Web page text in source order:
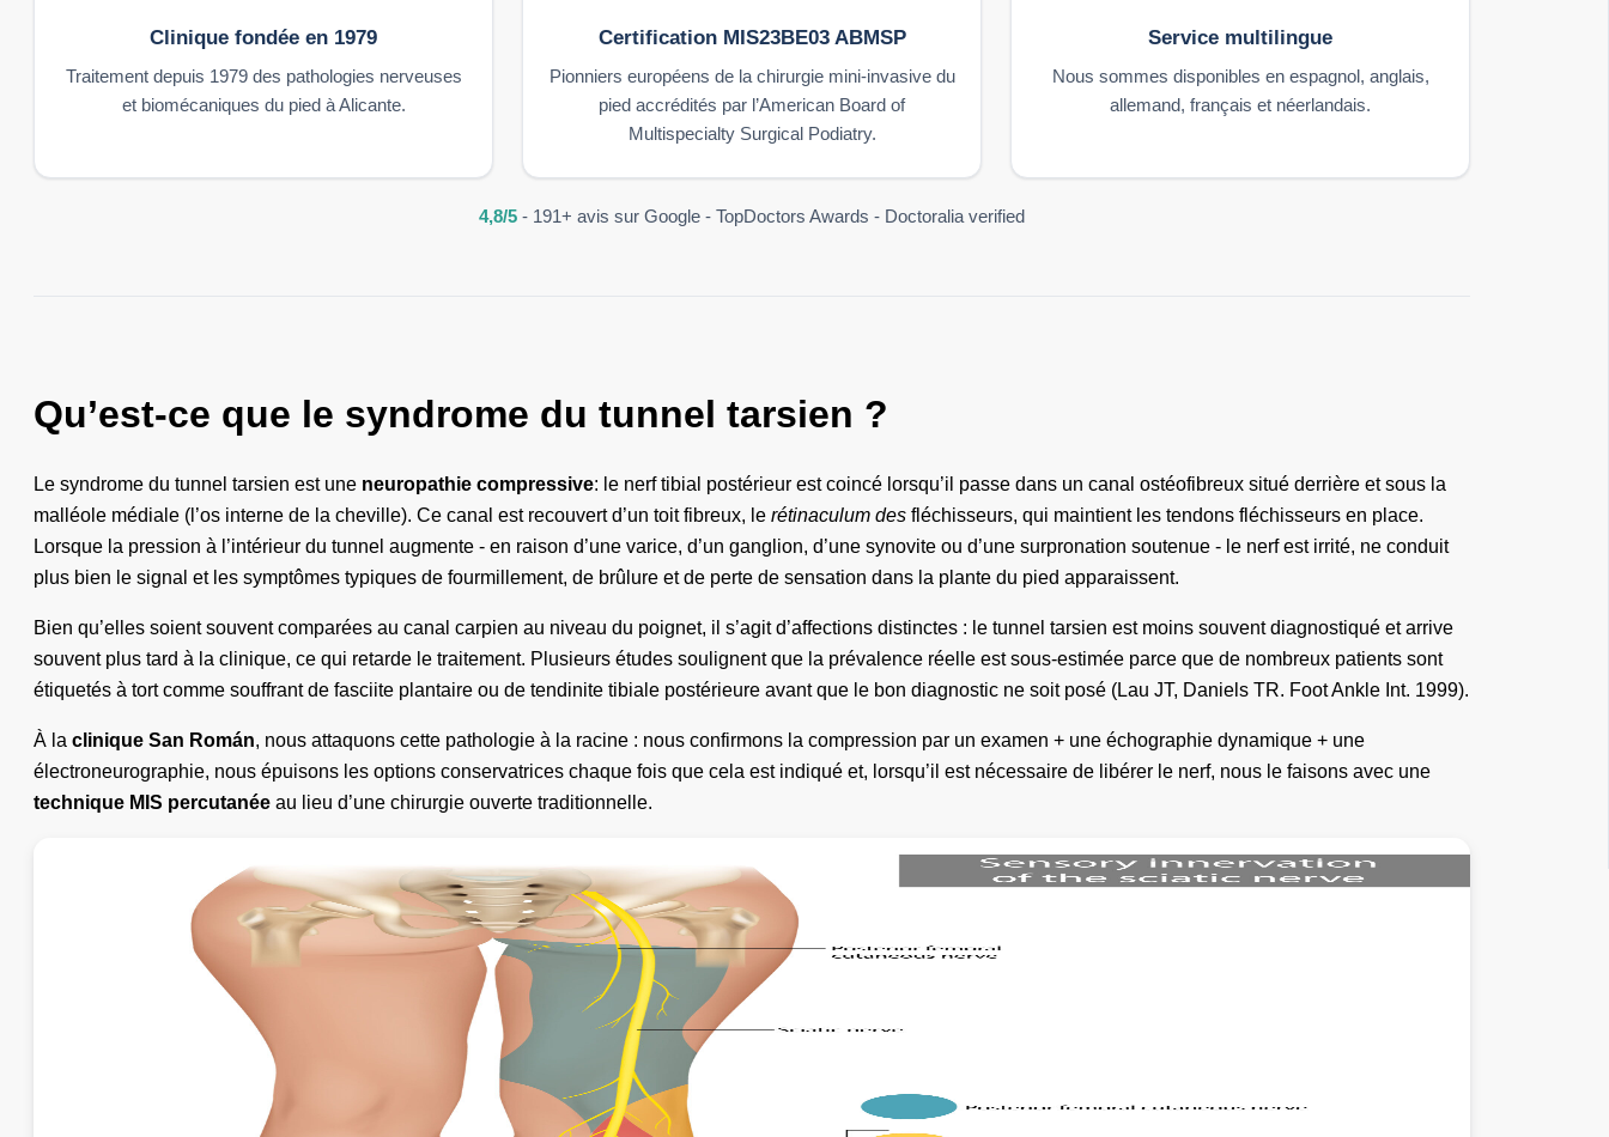
Clinique fondée en 1979
Traitement depuis 1979 des pathologies nerveuses
et biomécaniques du pied à Alicante.
Certification MIS23BE03 ABMSP
Pionniers européens de la chirurgie mini-invasive du
pied accrédités par l’American Board of
Multispecialty Surgical Podiatry.
Service multilingue
Nous sommes disponibles en espagnol, anglais,
allemand, français et néerlandais.
4,8/5 - 191+ avis sur Google - TopDoctors Awards - Doctoralia verified
Qu’est-ce que le syndrome du tunnel tarsien ?
Le syndrome du tunnel tarsien est une neuropathie compressive: le nerf tibial postérieur est coincé lorsqu’il passe dans un canal ostéofibreux situé derrière et sous la
malléole médiale (l’os interne de la cheville). Ce canal est recouvert d’un toit fibreux, le rétinaculum des fléchisseurs, qui maintient les tendons fléchisseurs en place.
Lorsque la pression à l’intérieur du tunnel augmente - en raison d’une varice, d’un ganglion, d’une synovite ou d’une surpronation soutenue - le nerf est irrité, ne conduit
plus bien le signal et les symptômes typiques de fourmillement, de brûlure et de perte de sensation dans la plante du pied apparaissent.
Bien qu’elles soient souvent comparées au canal carpien au niveau du poignet, il s’agit d’affections distinctes : le tunnel tarsien est moins souvent diagnostiqué et arrive
souvent plus tard à la clinique, ce qui retarde le traitement. Plusieurs études soulignent que la prévalence réelle est sous-estimée parce que de nombreux patients sont
étiquetés à tort comme souffrant de fasciite plantaire ou de tendinite tibiale postérieure avant que le bon diagnostic ne soit posé (Lau JT, Daniels TR. Foot Ankle Int. 1999).
À la clinique San Román, nous attaquons cette pathologie à la racine : nous confirmons la compression par un examen + une échographie dynamique + une
électroneurographie, nous épuisons les options conservatrices chaque fois que cela est indiqué et, lorsqu’il est nécessaire de libérer le nerf, nous le faisons avec une
technique MIS percutanée au lieu d’une chirurgie ouverte traditionnelle.